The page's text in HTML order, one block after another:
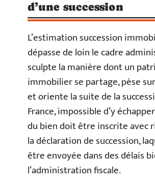
d’une succession
L’estimation succession
dépasse de loin le cadre
sculpte la manière dont un
immobilier se partage, pèse
et oriente la suite de la
France, impossible d’y
du bien doit être inscrite avec
la déclaration de succession,
être envoyée dans des délais
l’administration fiscale.